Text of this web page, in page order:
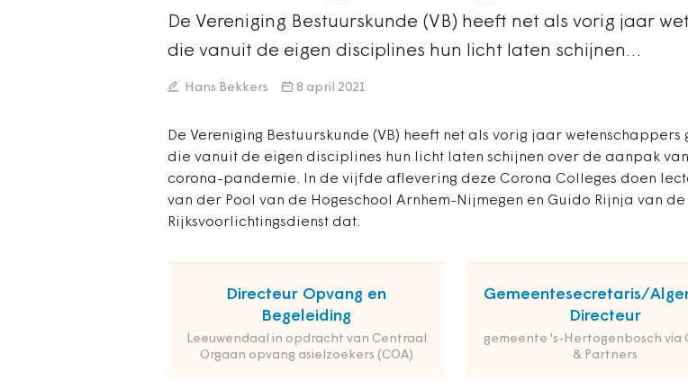
De Vereniging Bestuurskunde (VB) heeft net als vorig jaar
die vanuit de eigen disciplines hun licht laten schijnen…
Hans Bekkers 8 april 2021
De Vereniging Bestuurskunde (VB) heeft net als vorig jaar wetenschappers
die vanuit de eigen disciplines hun licht laten schijnen over de aanpak
corona-pandemie. In de vijfde aflevering deze Corona Colleges doen
van der Pool van de Hogeschool Arnhem-Nijmegen en Guido Rijnja van de
Rijksvoorlichtingsdienst dat.
Directeur Opvang en
Begeleiding
Leeuwendaal in opdracht van Centraal
Orgaan opvang asielzoekers (COA)
Gemeentesecretaris/
Directeur
gemeente 's-Hertogenbosch via
& Partners